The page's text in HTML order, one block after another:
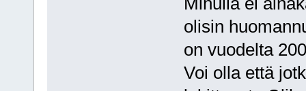
olisin
on vuodelta
Voi olla että